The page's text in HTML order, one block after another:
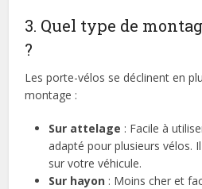
3. Quel type de
?
Les porte-vélos se déclinent en
montage :
Sur attelage : Facile à
adapté pour plusieurs vélos.
sur votre véhicule.
Sur hayon : Moins cher et